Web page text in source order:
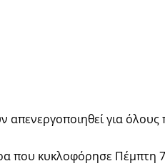
απενεργοποιηθεί για
που κυκλοφόρησε Πέμπτη